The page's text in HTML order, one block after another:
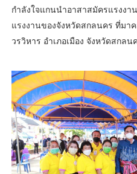
กำลังใจแกนนำอาสาสมัครแรงง
แรงงานของจังหวัดสกลนคร ที่ม
วรวิหาร อำเภอเมือง จังหวัดสกลน